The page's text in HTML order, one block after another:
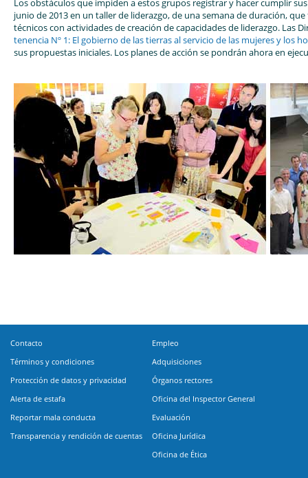
Los obstáculos que impiden a estos grupos registrar y hacer cumplir
junio de 2013 en un taller de liderazgo, de una semana de duración,
técnicos con actividades de creación de capacidades de liderazgo. Las
tenencia Nº 1: El gobierno de las tierras al servicio de las mujeres y los
sus propuestas iniciales. Los planes de acción se pondrán ahora en
Contacto
Términos y condiciones
Protección de datos y privacidad
Alerta de estafa
Reportar mala conducta
Transparencia y rendición de cuentas
Empleo
Adquisiciones
Órganos rectores
Oficina del Inspector General
Evaluación
Oficina Jurídica
Oficina de Ética